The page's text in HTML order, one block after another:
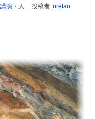
講演・人 投稿者: uretan